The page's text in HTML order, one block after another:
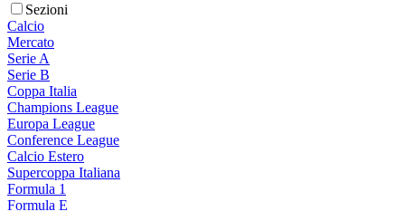
Sezioni
Calcio
Mercato
Serie A
Serie B
Coppa Italia
Champions League
Europa League
Conference League
Calcio Estero
Supercoppa Italiana
Formula 1
Formula E